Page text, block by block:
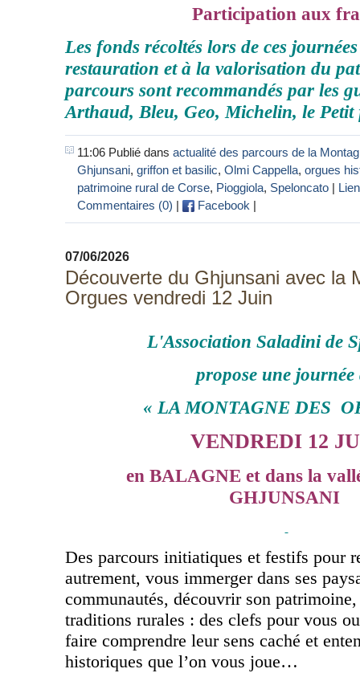
Participation aux
Les fonds récoltés lors de ces
restauration et à la valorisation du
parcours sont recommandés par les
Arthaud, Bleu, Geo, Michelin, le
11:06 Publié dans actualité des parcours de la
Ghjunsani, griffon et basilic, Olmi Cappella, orgues
patrimoine rural de Corse, Pioggiola, Speloncato |
Commentaires (0) | Facebook |
07/06/2026
Découverte du Ghjunsani avec la
Orgues vendredi 12 Juin
L'Association Saladini de
propose une journée
« LA MONTAGNE DES
VENDREDI 12
en BALAGNE et dans la
GHJUNSANI
Des parcours initiatiques et festifs pour
autrement, vous immerger dans ses
communautés, découvrir son
traditions rurales : des clefs pour vous
faire comprendre leur sens caché et
historiques que l’on vous joue…